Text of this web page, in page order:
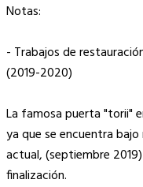
Notas:
- Trabajos de
(2019-2020)
La famosa puerta "torii"
ya que se encuentra
actual, (septiembre
finalización.